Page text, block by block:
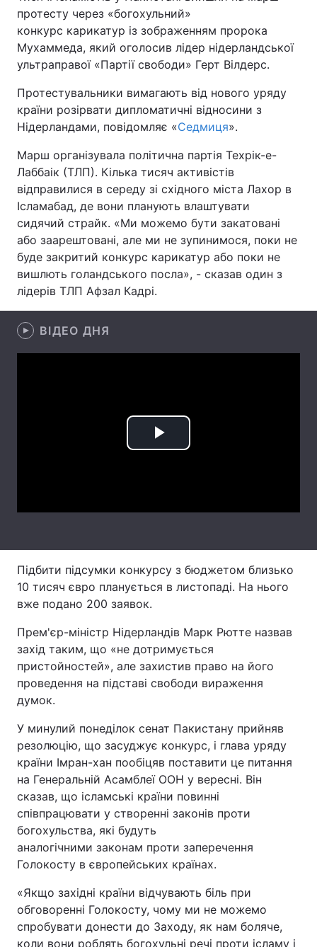
Головна Війна
Політика
Економіка
Спорт
Техно і зв'язок Лайт
Зброя Інциденти
Здоров'я Туризм
Цікавинки Погода
Лонгріди
Тема оформлення
протесту через «богохульний»
конкурс карикатур із зображенням пророка
Мухаммеда, який оголосив лідер нідерландської
ультраправої «Партії свободи» Герт Вілдерс.
Протестувальники вимагають від нового уряду
країни розірвати дипломатичні відносини з
Нідерландами, повідомляє «Седмиця».
Марш організувала політична партія Техрік-е-
Лаббаік (ТЛП). Кілька тисяч активістів
відправилися в середу зі східного міста Лахор в
Ісламабад, де вони планують влаштувати
сидячий страйк. «Ми можемо бути закатовані
або заарештовані, але ми не зупинимося, поки не
буде закритий конкурс карикатур або поки не
вишлють голандського посла», - сказав один з
лідерів ТЛП Афзал Кадрі.
ВІДЕО ДНЯ
Play
Підбити підсумки конкурсу з бюджетом близько
10 тисяч євро планується в листопаді. На нього
вже подано 200 заявок.
Прем'єр-міністр Нідерландів Марк Рютте назвав
захід таким, що «не дотримується
пристойностей», але захистив право на його
проведення на підставі свободи вираження
думок.
У минулий понеділок сенат Пакистану прийняв
резолюцію, що засуджує конкурс, і глава уряду
країни Імран-хан пообіцяв поставити це питання
на Генеральній Асамблеї ООН у вересні. Він
сказав, що ісламські країни повинні
співпрацювати у створенні законів проти
богохульства, які будуть
аналогічними законам проти заперечення
Голокосту в європейських країнах.
«Якщо західні країни відчувають біль при
обговоренні Голокосту, чому ми не можемо
спробувати донести до Заходу, як нам боляче,
коли вони роблять богохульні речі проти ісламу і